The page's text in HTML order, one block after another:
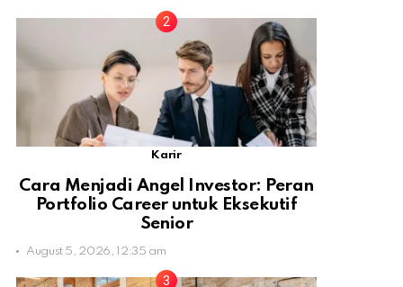
Karir
Cara Menjadi Angel Investor: Peran
Portfolio Career untuk Eksekutif
Senior
August 5, 2026, 12:35 am